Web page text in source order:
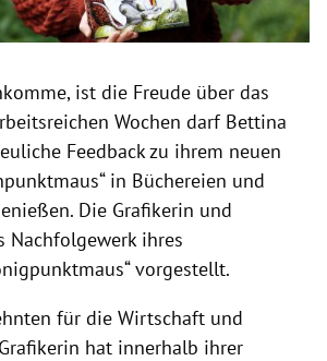
ist die Freude über das
Wochen darf Bettina
Feedback zu ihrem neuen
in Büchereien und
Die Grafikerin und
ihres
vorgestellt.
für die Wirtschaft und
hat innerhalb ihrer